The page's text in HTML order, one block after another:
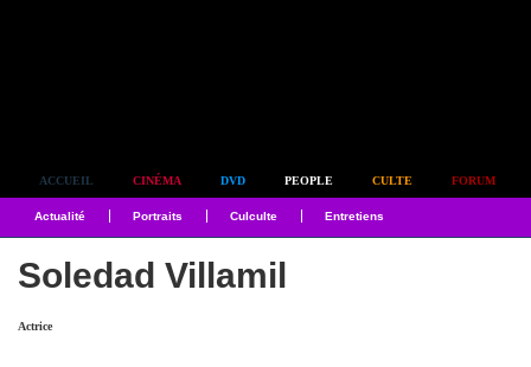
ACCUEIL CINÉMA DVD PEOPLE CULTE FORUM
Actualité Portraits Culculte Entretiens
Soledad Villamil
Actrice